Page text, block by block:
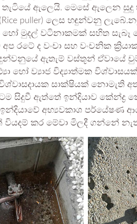
ඇලෙයි. මෙසේ ඇලෙන සුදු
puller) ලෙස හඳුන්වනු
හෝ මුදල් වටිනාකමක් සහිත
රටේ ද වංචා සහ වංචනික
ඇතැම් වස්තූන් ඒවායේ
හෝ ව්‍යාජ විද්‍යාත්මක
සාක්ෂියක් නොමැති
සිදුවී ඇත්තේ ඉන්දියාව කේන්ද්‍ර
අභ්‍යවකාශ
කර මේවා මිලදී ගන්නේ